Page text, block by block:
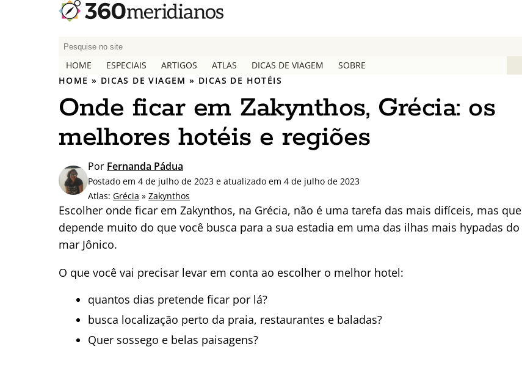
P
q
u
i
s
a
p
o
r
:
HOME ESPECIAIS ARTIGOS ATLAS DICAS DE VIAGEM SOBRE
HOME » DICAS DE VIAGEM » DICAS DE HOTÉIS
Onde ficar em Zakynthos, Grécia: os
melhores hotéis e regiões
Por Fernanda Pádua
Postado em 4 de julho de 2023 e atualizado em 4 de julho de 2023
Atlas: Grécia » Zakynthos
Escolher onde ficar em Zakynthos, na Grécia, não é uma tarefa das mais difíceis, mas que
depende muito do que você busca para a sua estadia em uma das ilhas mais hypadas do
mar Jônico.
O que você vai precisar levar em conta ao escolher o melhor hotel:
quantos dias pretende ficar por lá?
busca localização perto da praia, restaurantes e baladas?
Quer sossego e belas paisagens?